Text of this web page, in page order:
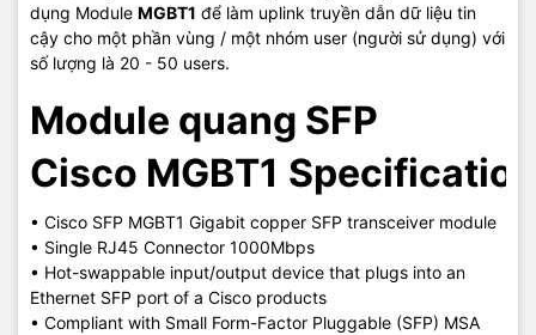
dụng Module MGBT1 để làm uplink truyền dẫn dữ liệu tin
cậy cho một phần vùng / một nhóm user (người sử dụng) với
số lượng là 20 - 50 users.
Module quang SFP
Cisco MGBT1
• Cisco SFP MGBT1 Gigabit copper SFP transceiver module
• Single RJ45 Connector 1000Mbps
• Hot-swappable input/output device that plugs into an
Ethernet SFP port of a Cisco products
• Compliant with Small Form-Factor Pluggable (SFP) MSA